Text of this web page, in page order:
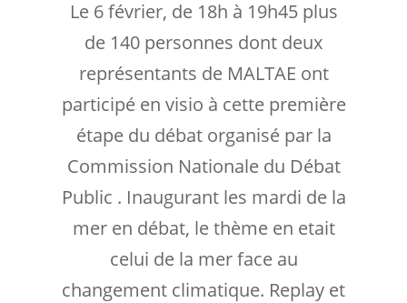
Le 6 février, de 18h à 19h45 plus
de 140 personnes dont deux
représentants de MALTAE ont
participé en visio à cette première
étape du débat organisé par la
Commission Nationale du Débat
Public . Inaugurant les mardi de la
mer en débat, le thème en etait
celui de la mer face au
changement climatique. Replay et